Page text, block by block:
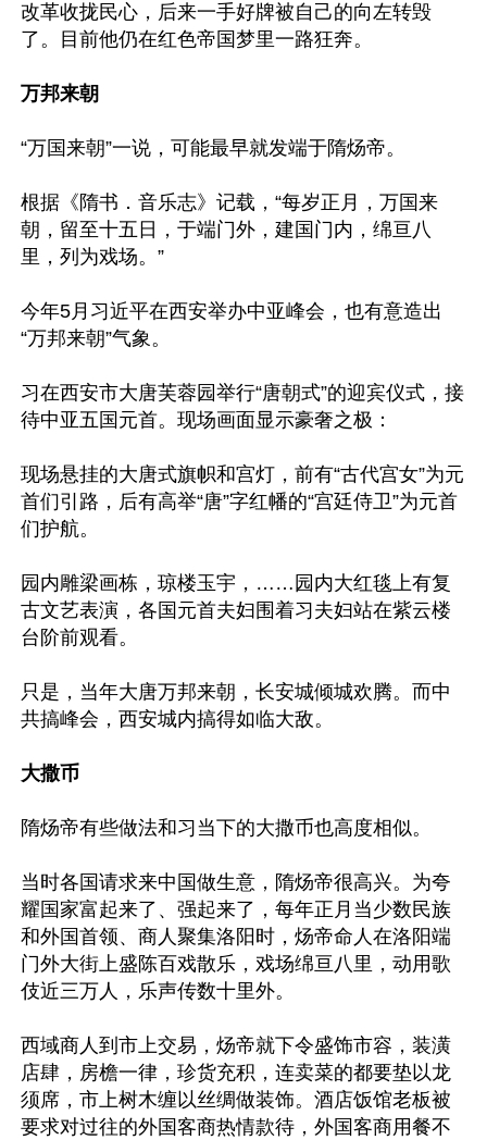
改革收拢民心，后来一手好牌被自己的向左转毁
了。目前他仍在红色帝国梦里一路狂奔。
万邦来朝
“万国来朝”一说，可能最早就发端于隋炀帝。
根据《隋书．音乐志》记载，“每岁正月，万国来
朝，留至十五日，于端门外，建国门内，绵亘八
里，列为戏场。”
今年5月习近平在西安举办中亚峰会，也有意造出
“万邦来朝”气象。
习在西安市大唐芙蓉园举行“唐朝式”的迎宾仪式，接
待中亚五国元首。现场画面显示豪奢之极：
现场悬挂的大唐式旗帜和宫灯，前有“古代宫女”为元
首们引路，后有高举“唐”字红幡的“宫廷侍卫”为元首
们护航。
园内雕梁画栋，琼楼玉宇，……园内大红毯上有复
古文艺表演，各国元首夫妇围着习夫妇站在紫云楼
台阶前观看。
只是，当年大唐万邦来朝，长安城倾城欢腾。而中
共搞峰会，西安城内搞得如临大敌。
大撒币
隋炀帝有些做法和习当下的大撒币也高度相似。
当时各国请求来中国做生意，隋炀帝很高兴。为夸
耀国家富起来了、强起来了，每年正月当少数民族
和外国首领、商人聚集洛阳时，炀帝命人在洛阳端
门外大街上盛陈百戏散乐，戏场绵亘八里，动用歌
伎近三万人，乐声传数十里外。
西域商人到市上交易，炀帝就下令盛饰市容，装潢
店肆，房檐一律，珍货充积，连卖菜的都要垫以龙
须席，市上树木缠以丝绸做装饰。酒店饭馆老板被
要求对过往的外国客商热情款待，外国客商用餐不